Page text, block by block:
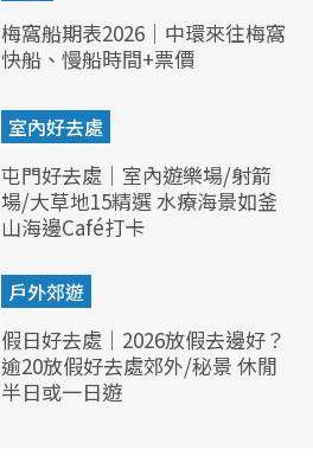
梅窩船期表2026｜中環來往梅窩
快船、慢船時間+票價
室內好去處
屯門好去處｜室內遊樂場/射箭
場/大草地15精選 水療海景如釜
山海邊Café打卡
戶外郊遊
假日好去處｜2026放假去邊好？
逾20放假好去處郊外/秘景 休閒
半日或一日遊